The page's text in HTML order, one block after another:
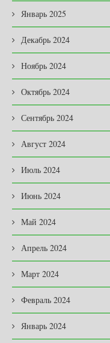
Январь 2025
Декабрь 2024
Ноябрь 2024
Октябрь 2024
Сентябрь 2024
Август 2024
Июль 2024
Июнь 2024
Май 2024
Апрель 2024
Март 2024
Февраль 2024
Январь 2024